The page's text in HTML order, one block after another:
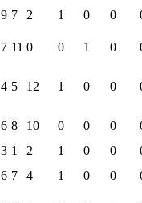
9 7 2 1 0 0
7 11 0 0 1 0
4 5 12 1 0 0
6 8 10 0 0 0
3 1 2 1 0 0
6 7 4 1 0 0